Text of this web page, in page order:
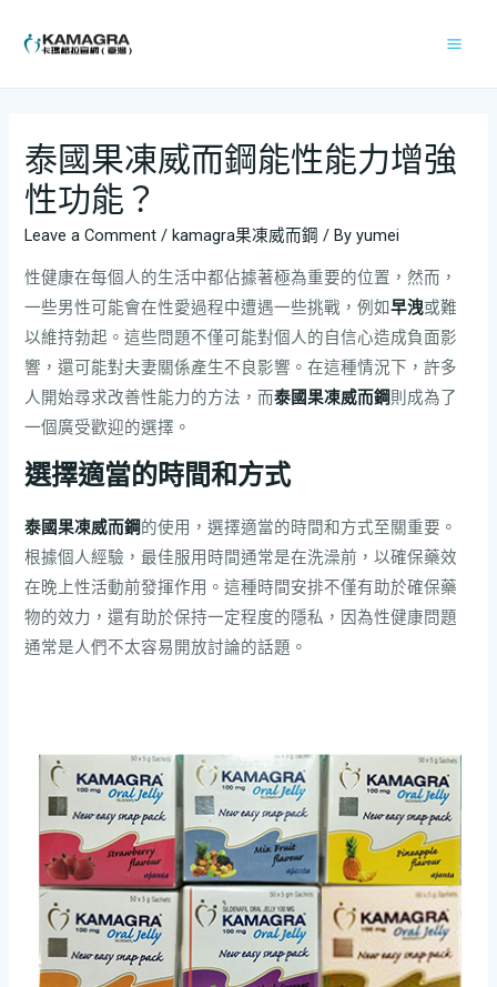
泰國果凍威而鋼能性能力增強
性功能？
Leave a Comment /kamagra果凍威而鋼 / Byyumei
性健康在每個人的生活中都佔據著極為重要的位置，然而，
一些男性可能會在性愛過程中遭遇一些挑戰，例如早洩或難
以維持勃起。這些問題不僅可能對個人的自信心造成負面影
響，還可能對夫妻關係產生不良影響。在這種情況下，許多
人開始尋求改善性能力的方法，而泰國果凍威而鋼則成為了
一個廣受歡迎的選擇。
選擇適當的時間和方式
泰國果凍威而鋼的使用，選擇適當的時間和方式至關重要。
根據個人經驗，最佳服用時間通常是在洗澡前，以確保藥效
在晚上性活動前發揮作用。這種時間安排不僅有助於確保藥
物的效力，還有助於保持一定程度的隱私，因為性健康問題
通常是人們不太容易開放討論的話題。